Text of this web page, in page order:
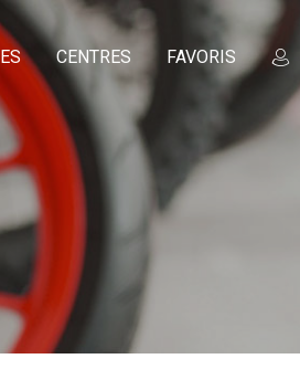
CENTRES FAVORIS